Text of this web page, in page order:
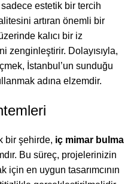
estetik bir tercih
artıran önemli bir
kalıcı bir iz
zenginleştirir. Dolayısıyla,
İstanbul’un sunduğu
adına elzemdir.
bir şehirde, iç mimar bulma
Bu süreç, projelerinizin
için en uygun tasarımcının